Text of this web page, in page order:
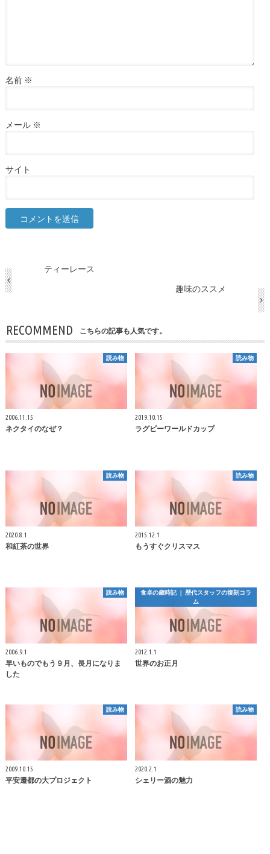
名前 ※
メール ※
サイト
ティーレース
趣味のススメ
RECOMMEND こちらの記事も人気です。
読み物
2006.11.15
ネクタイのなぜ？
読み物
2019.10.15
ラグビーワールドカップ
読み物
2020.8.1
和紅茶の世界
読み物
2015.12.1
もうすぐクリスマス
読み物
2006.9.1
早いものでもう９月、長月になりま
した
食卓の歳時記 ｜ 歴代スタッフの復刻コラ
ム
2012.1.1
世界のお正月
読み物
2009.10.15
平安遷都の大プロジェクト
読み物
2020.2.1
シェリー酒の魅力